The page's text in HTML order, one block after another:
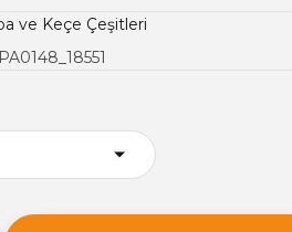
ve Keçe Çeşitleri